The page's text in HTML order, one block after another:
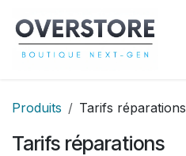
Produits Tarifs réparations
Tarifs réparations